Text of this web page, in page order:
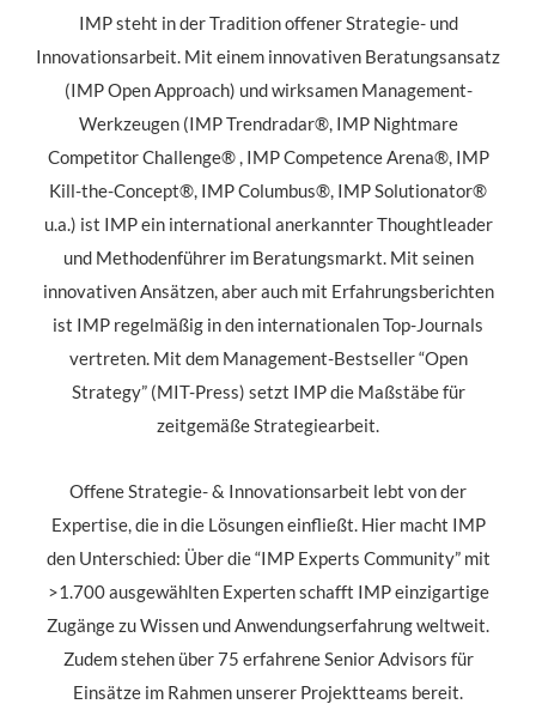
IMP steht in der Tradition offener Strategie- und
Innovationsarbeit. Mit einem innovativen Beratungsansatz
(IMP Open Approach) und wirksamen Management-
Werkzeugen (IMP Trendradar®, IMP Nightmare
Competitor Challenge® , IMP Competence Arena®, IMP
Kill-the-Concept®, IMP Columbus®, IMP Solutionator®
u.a.) ist IMP ein international anerkannter Thoughtleader
und Methodenführer im Beratungsmarkt. Mit seinen
innovativen Ansätzen, aber auch mit Erfahrungsberichten
ist IMP regelmäßig in den internationalen Top-Journals
vertreten. Mit dem Management-Bestseller “Open
Strategy” (MIT-Press) setzt IMP die Maßstäbe für
zeitgemäße Strategiearbeit.
Offene Strategie- & Innovationsarbeit lebt von der
Expertise, die in die Lösungen einfließt. Hier macht IMP
den Unterschied: Über die “IMP Experts Community” mit
>1.700 ausgewählten Experten schafft IMP einzigartige
Zugänge zu Wissen und Anwendungserfahrung weltweit.
Zudem stehen über 75 erfahrene Senior Advisors für
Einsätze im Rahmen unserer Projektteams bereit.